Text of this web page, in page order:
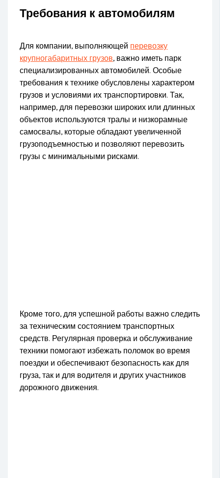
Требования к автомобилям
Для компании, выполняющей перевозку
крупногабаритных грузов, важно иметь парк
специализированных автомобилей. Особые
требования к технике обусловлены характером
грузов и условиями их транспортировки. Так,
например, для перевозки широких или длинных
объектов используются тралы и низкорамные
самосвалы, которые обладают увеличенной
грузоподъемностью и позволяют перевозить
грузы с минимальными рисками.
Кроме того, для успешной работы важно следить
за техническим состоянием транспортных
средств. Регулярная проверка и обслуживание
техники помогают избежать поломок во время
поездки и обеспечивают безопасность как для
груза, так и для водителя и других участников
дорожного движения.